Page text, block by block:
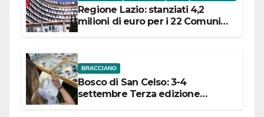
Regione Lazio: stanziati 4,2
milioni di euro per i 22 Comuni
BRACCIANO
Bosco di San Celso: 3-4
settembre Terza edizione